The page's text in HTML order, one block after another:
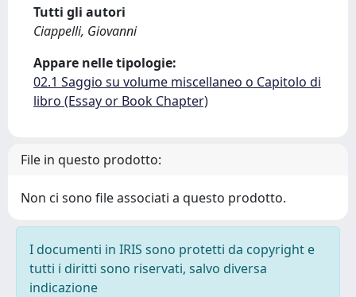
Tutti gli autori
Ciappelli, Giovanni
Appare nelle tipologie:
02.1 Saggio su volume miscellaneo o Capitolo di
libro (Essay or Book Chapter)
File in questo prodotto:
Non ci sono file associati a questo prodotto.
I documenti in IRIS sono protetti da copyright e
tutti i diritti sono riservati, salvo diversa
indicazione